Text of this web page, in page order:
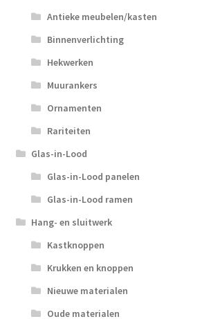
Antieke meubelen/kasten
Binnenverlichting
Hekwerken
Muurankers
Ornamenten
Rariteiten
Glas-in-Lood
Glas-in-Lood panelen
Glas-in-Lood ramen
Hang- en sluitwerk
Kastknoppen
Krukken en knoppen
Nieuwe materialen
Oude materialen